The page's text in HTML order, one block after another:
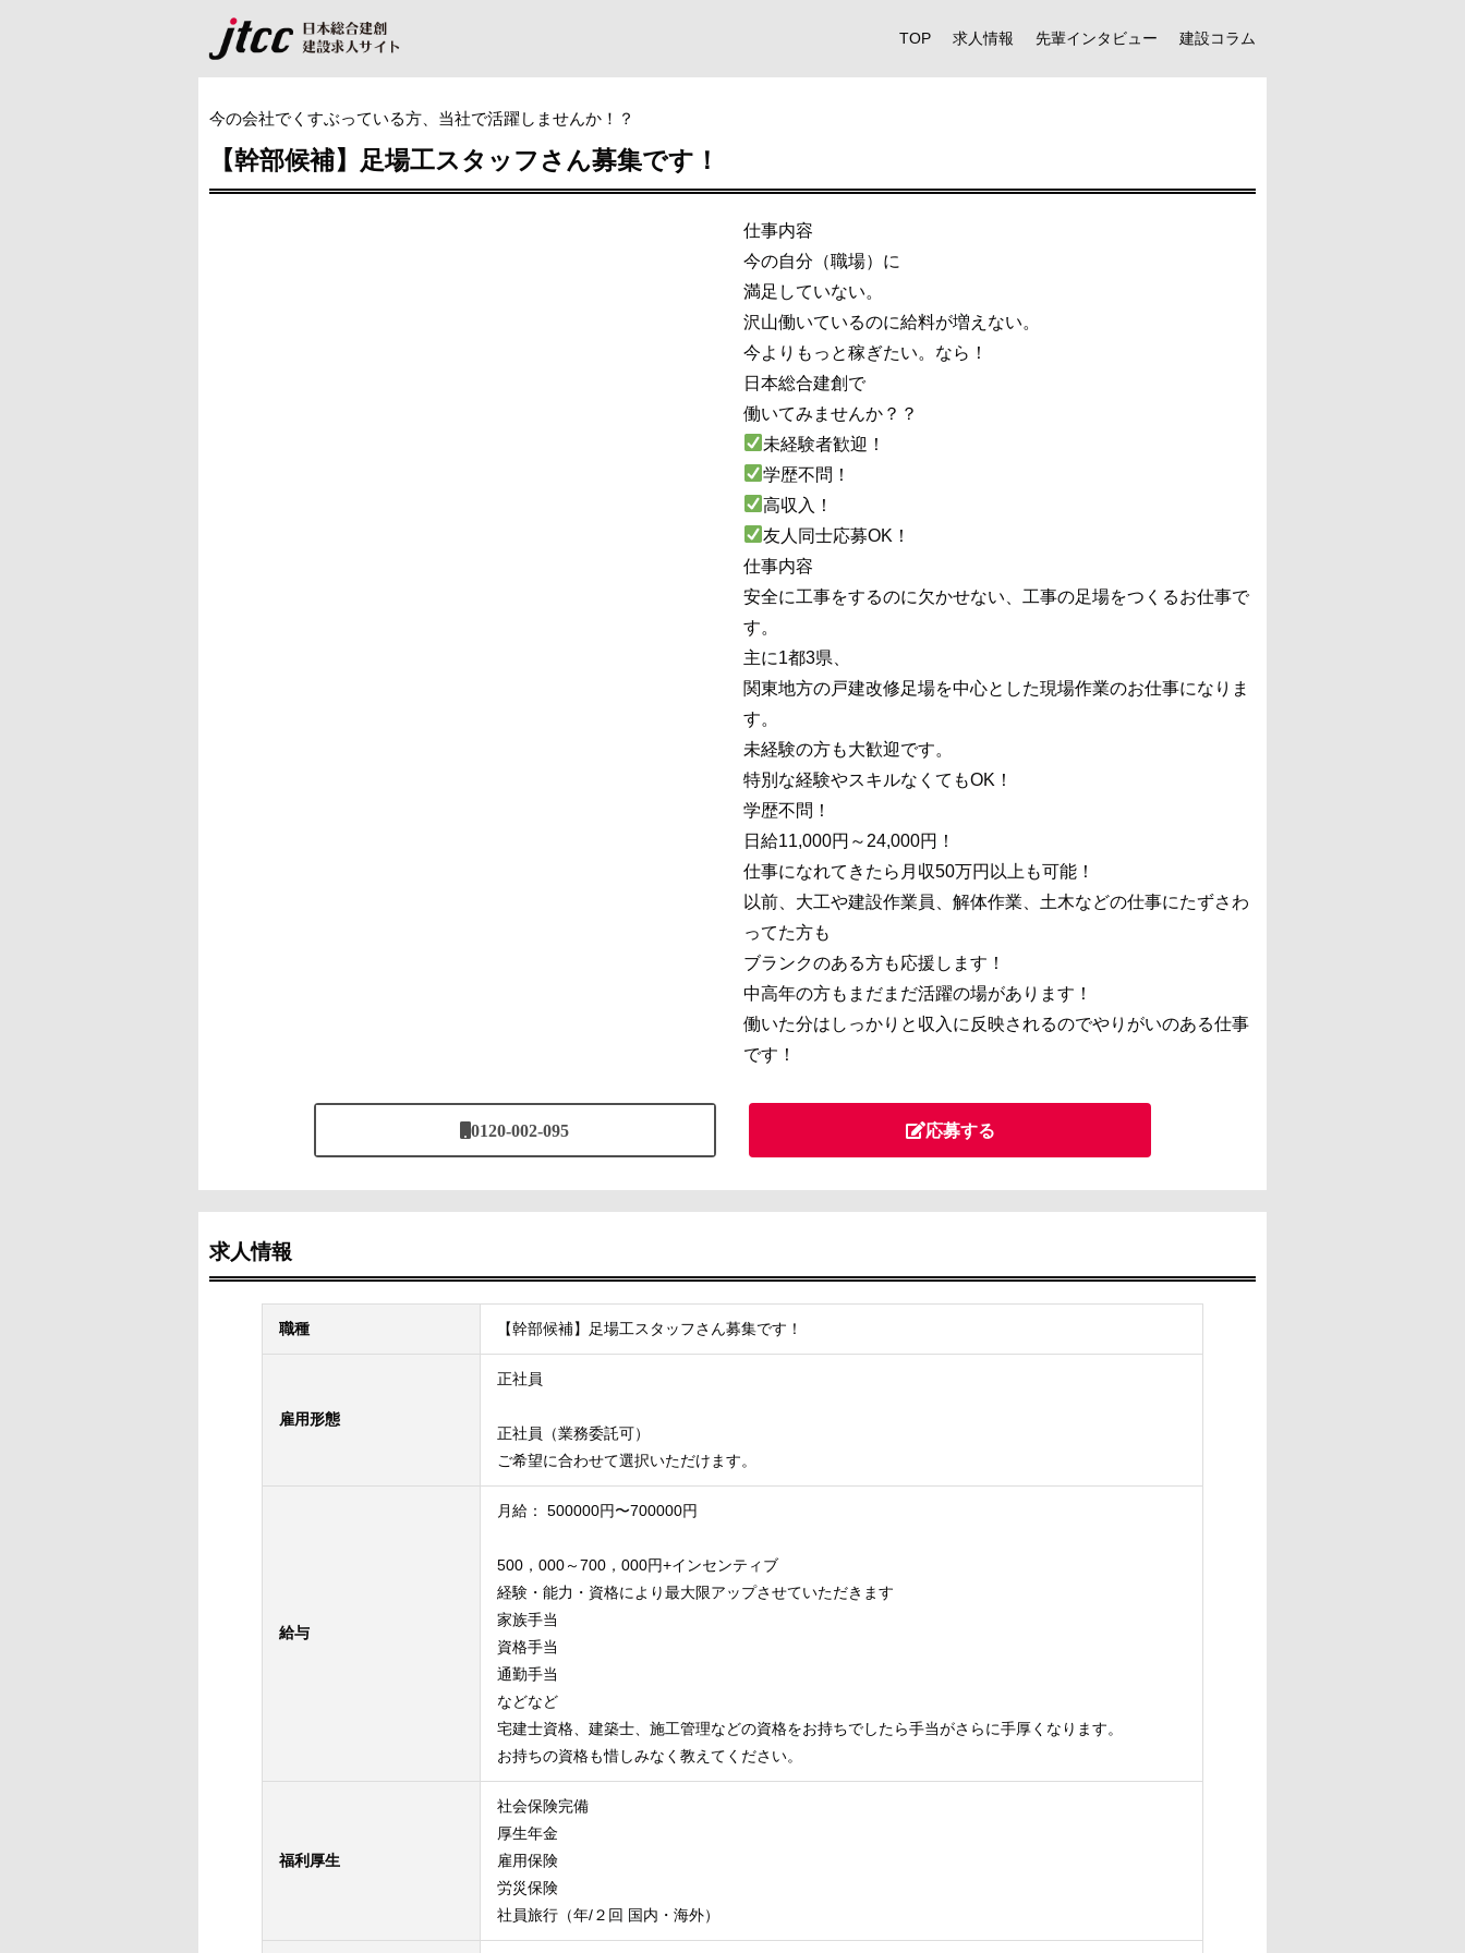
TOP 求人情報 先輩インタビュー 建設コラム
今の会社でくすぶっている方、当社で活躍しませんか！？
【幹部候補】足場工スタッフさん募集です！
仕事内容
今の自分（職場）に
満足していない。
沢山働いているのに給料が増えない。
今よりもっと稼ぎたい。なら！
日本総合建創で
働いてみませんか？？
未経験者歓迎！
学歴不問！
高収入！
友人同士応募OK！
仕事内容
安全に工事をするのに欠かせない、工事の足場をつくるお仕事で
す。
主に1都3県、
関東地方の戸建改修足場を中心とした現場作業のお仕事になりま
す。
未経験の方も大歓迎です。
特別な経験やスキルなくてもOK！
学歴不問！
日給11,000円～24,000円！
仕事になれてきたら月収50万円以上も可能！
以前、大工や建設作業員、解体作業、土木などの仕事にたずさわ
ってた方も
ブランクのある方も応援します！
中高年の方もまだまだ活躍の場があります！
働いた分はしっかりと収入に反映されるのでやりがいのある仕事
です！
0120-002-095 応募する
求人情報
職種 【幹部候補】足場工スタッフさん募集です！
雇用形態
正社員
正社員（業務委託可）
ご希望に合わせて選択いただけます。
給与
月給： 500000円〜700000円
500，000～700，000円+インセンティブ
経験・能力・資格により最大限アップさせていただきます
家族手当
資格手当
通勤手当
などなど
宅建士資格、建築士、施工管理などの資格をお持ちでしたら手当がさらに手厚くなります。
お持ちの資格も惜しみなく教えてください。
福利厚生
社会保険完備
厚生年金
雇用保険
労災保険
社員旅行（年/２回 国内・海外）